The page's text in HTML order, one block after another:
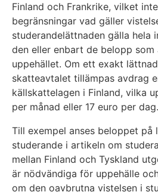
Finland och Frankrike, vilket
begränsningar vad gäller
studerandelättnaden gälla hela
den eller enbart de belopp
uppehället. Om ett exakt
skatteavtalet tillämpas avdrag
källskattelagen i Finland, vilka
per månad eller 17 euro per dag.
Till exempel anses beloppet på
studerande i artikeln om
mellan Finland och Tyskland
är nödvändiga för uppehälle
om den oavbrutna vistelsen i